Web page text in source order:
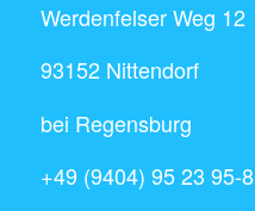
Werdenfelser Weg 12
93152 Nittendorf
bei Regensburg
+49 (9404) 95 23 95-8